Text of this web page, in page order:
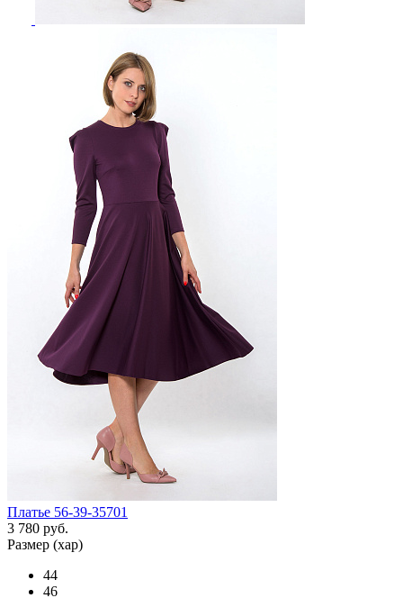
Платье 56-39-35701
3 780 руб.
Размер (хар)
44
46